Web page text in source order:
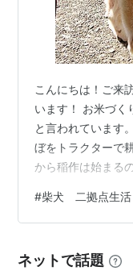
こんにちは！ご来
います！ お米づく
と言われています
ぼをトラクターで
から稲作は始まる
していただいてい
良しさんはトラク
ラクターをお借り
#柴犬 二拠点生活
ネットで話題